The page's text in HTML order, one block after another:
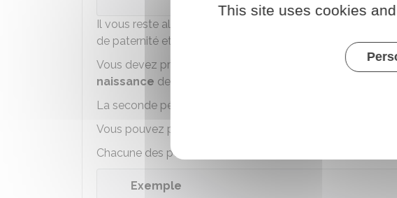
Il vous reste alors
de paternité et d'accueil de l'enfant.
Vous devez prendre
ces 21 jours dans
naissance de l'enfant.
La seconde période de votre congé de 21 jours peut être
Vous pouvez prendre ces 21 jours en une seule fois ou en
Chacune des périodes doit comporter une durée minimale
Exemple
This site uses cookies